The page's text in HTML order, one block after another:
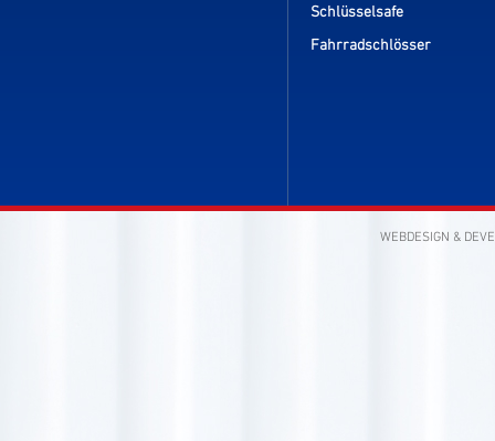
Schlüsselsafe
Fahrradschlösser
WEBDESIGN &